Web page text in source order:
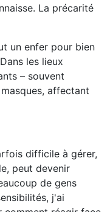
La précarité
un enfer pour bien
les lieux
– souvent
affectant
difficile à gérer,
peut devenir
de gens
j'ai